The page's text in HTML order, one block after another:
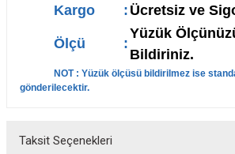
Kargo : Ücretsiz ve
Ölçü :
Yüzük
Bildiriniz.
NOT : Yüzük ölçüsü bildirilmez ise
gönderilecektir.
Taksit Seçenekleri